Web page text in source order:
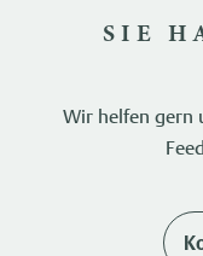
SIE
Wir helfen gern